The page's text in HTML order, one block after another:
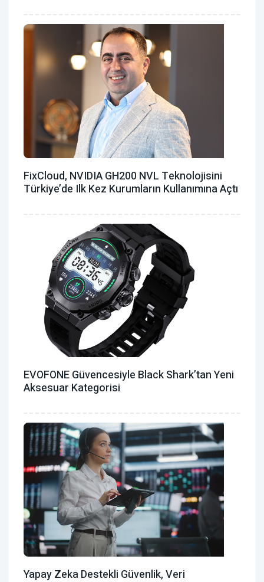
FixCloud, NVIDIA GH200 NVL Teknolojisini
Türkiye’de Ilk Kez Kurumların Kullanımına Açtı
EVOFONE Güvencesiyle Black Shark’tan Yeni
Aksesuar Kategorisi
Yapay Zeka Destekli Güvenlik, Veri